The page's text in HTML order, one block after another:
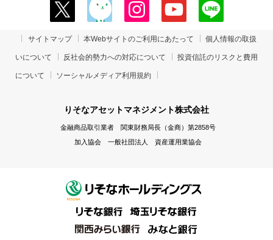
サイトマップ 本Webサイトのご利用にあたって 個人情報の取扱
いについて 反社会的勢力への対応について 投資信託のリスクと費用
について ソーシャルメディア利用規約
りそなアセットマネジメント株式会社
金融商品取引業者 関東財務局長（金商）第2858号
加入協会 一般社団法人 資産運用業協会